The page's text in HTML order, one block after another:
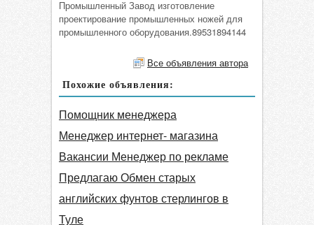
Промышленный Завод изготовление
проектирование промышленных ножей для
промышленного оборудования.89531894144
Все объявления автора
Похожие объявления:
Помощник менеджера
Менеджер интернет- магазина
Вакансии Менеджер по рекламе
Предлагаю Обмен старых
английских фунтов стерлингов в
Туле